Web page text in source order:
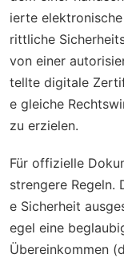
ierte
rittliche
von einer
tellte digitale
e gleiche
zu erzielen.
Für offizielle
strengere
e Sicherheit
egel eine
Übereinkommen